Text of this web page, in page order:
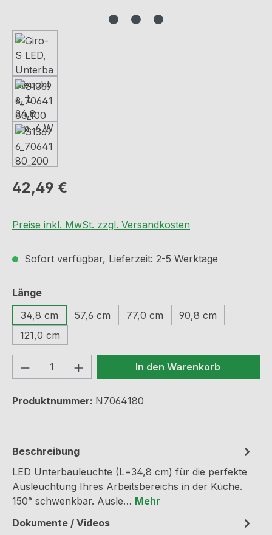
Regulärer Preis:
42,49 €
Preise inkl. MwSt. zzgl. Versandkosten
Sofort verfügbar, Lieferzeit: 2-5 Werktage
Längeauswählen
34,8 cm
57,6 cm 77,0 cm
90,8 cm
121,0 cm
Produkt Anzahl: Gib denIn den Warenkorb
Produktnummer: N7064180
Beschreibung
LED Unterbauleuchte (L=34,8 cm) für die perfekte
Ausleuchtung Ihres Arbeitsbereichs in der Küche.
150° schwenkbar. Ausle… Mehr
Dokumente / Videos